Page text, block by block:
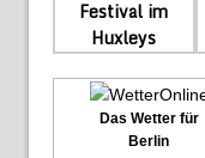
Das Wetter für
Berlin